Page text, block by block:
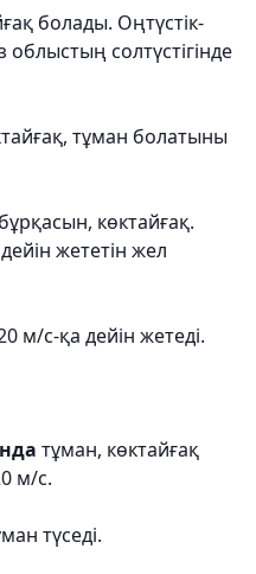
болады. Оңтүстік-
солтүстігінде
тұман болатыны
көктайғақ.
жететін жел
м/с-қа дейін жетеді.
тұман, көктайғақ
м/с.
түседі.